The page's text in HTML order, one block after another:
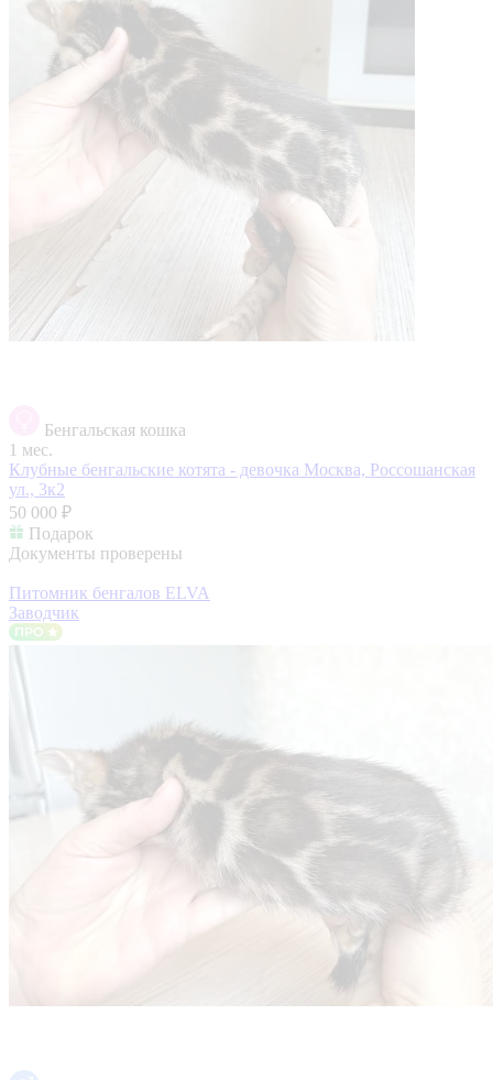
Бенгальская кошка
1 мес.
Клубные бенгальские котята - девочка Москва, Россошанская
ул., 3к2
50 000 ₽
Подарок
Документы проверены
Питомник бенгалов ELVA
Заводчик